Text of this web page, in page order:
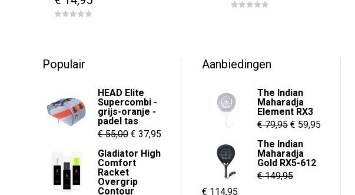
5
Populair
HEAD Elite
Supercombi -
grijs-oranje -
padel tas
€55,00 Oorspronkelijke
prijs
was:
€ 55,00.
€ 37,95
Gladiator High
Comfort
Racket
Overgrip
Contour
Aanbiedingen
The Indian
Maharadja
Element RX3
€79,95 Oorspronkelijke
prijs
was:
€ 79,95.
€ 59,95
The Indian
Maharadja
Gold RX5-612
€149,95
Oorspronkelijke
€ 114,95